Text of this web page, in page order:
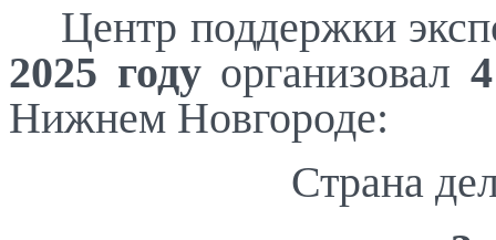
Центр поддержки
2025 годуорганизовал
Нижнем Новгороде:
Страна